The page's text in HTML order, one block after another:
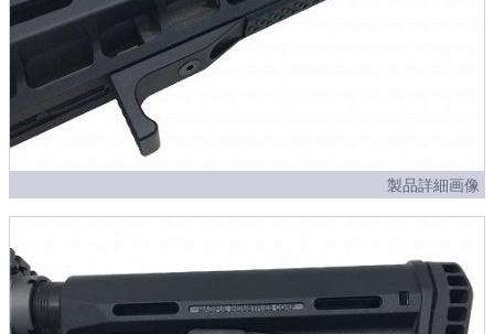
製品詳細画像